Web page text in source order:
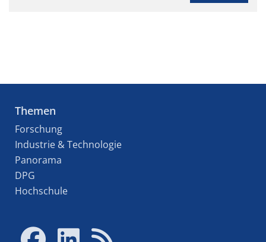
Themen
Forschung
Industrie & Technologie
Panorama
DPG
Hochschule